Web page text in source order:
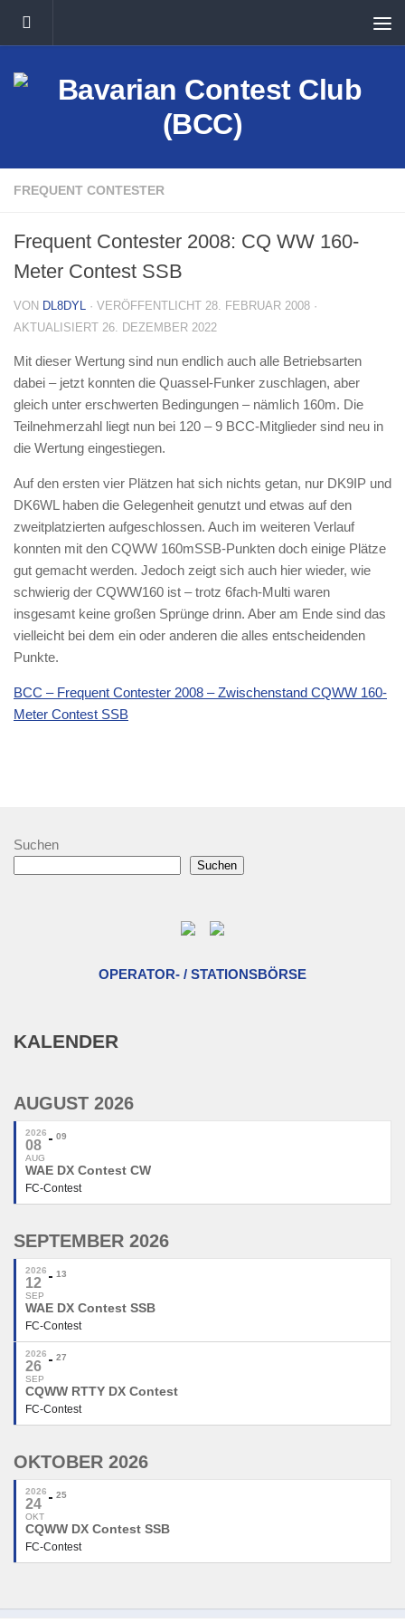
Unter dem Inhalt
FREQUENT CONTESTER
Frequent Contester 2008: CQ WW 160-
Meter Contest SSB
VON DL8DYL · VERÖFFENTLICHT 28. FEBRUAR 2008 ·
AKTUALISIERT 26. DEZEMBER 2022
Mit dieser Wertung sind nun endlich auch alle Betriebsarten
dabei – jetzt konnten die Quassel-Funker zuschlagen, aber
gleich unter erschwerten Bedingungen – nämlich 160m. Die
Teilnehmerzahl liegt nun bei 120 – 9 BCC-Mitglieder sind neu in
die Wertung eingestiegen.
Auf den ersten vier Plätzen hat sich nichts getan, nur DK9IP und
DK6WL haben die Gelegenheit genutzt und etwas auf den
zweitplatzierten aufgeschlossen. Auch im weiteren Verlauf
konnten mit den CQWW 160mSSB-Punkten doch einige Plätze
gut gemacht werden. Jedoch zeigt sich auch hier wieder, wie
schwierig der CQWW160 ist – trotz 6fach-Multi waren
insgesamt keine großen Sprünge drinn. Aber am Ende sind das
vielleicht bei dem ein oder anderen die alles entscheidenden
Punkte.
BCC – Frequent Contester 2008 – Zwischenstand CQWW 160-
Meter Contest SSB
Suchen
Suchen
OPERATOR- / STATIONSBÖRSE
KALENDER
AUGUST 2026
2026
08
AUG
09
WAE DX Contest CW
FC-Contest
SEPTEMBER 2026
2026
12
SEP
13
WAE DX Contest SSB
FC-Contest
2026
26
SEP
27
CQWW RTTY DX Contest
FC-Contest
OKTOBER 2026
2026
24
OKT
25
CQWW DX Contest SSB
FC-Contest